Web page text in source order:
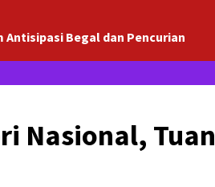
Begal dan Pencurian
Nasional, Tuan